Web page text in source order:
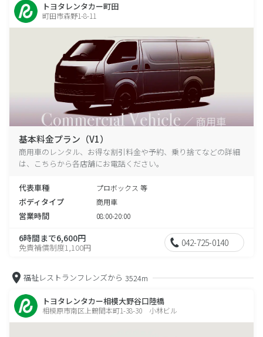
トヨタレンタカー町田
町田市森野1-8-11
基本料金プラン（V1）
商用車のレンタル、お得な割引料金や予約、乗り捨てなどの詳細
は、こちらから各店舗にお電話ください。
代表車種 プロボックス 等
ボディタイプ 商用車
営業時間 08:00-20:00
6時間まで6,600円
免責補償制度1,100円 042-725-0140
福祉レストランフレンズから 3524m
トヨタレンタカー相模大野谷口陸橋
相模原市南区上鶴間本町1-38-30 小林ビル